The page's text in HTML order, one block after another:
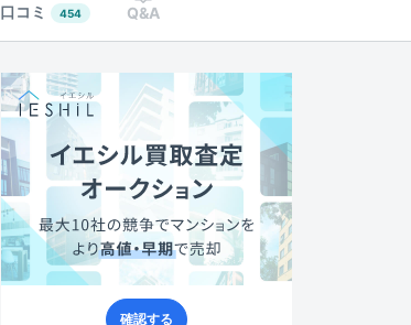
口コミ 454 Q&A
確認する